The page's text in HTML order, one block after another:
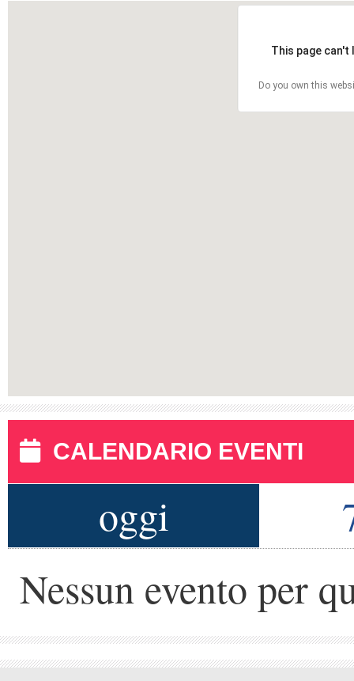
This page
Do you own this
CALENDARIO EVENTI
oggi
Nessun evento per